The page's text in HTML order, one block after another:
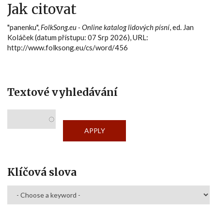
Jak citovat
"panenku", FolkSong.eu - Online katalog lidových písní, ed. Jan
Koláček (datum přístupu: 07 Srp 2026), URL:
http://www.folksong.eu/cs/word/456
Textové vyhledávání
Klíčová slova